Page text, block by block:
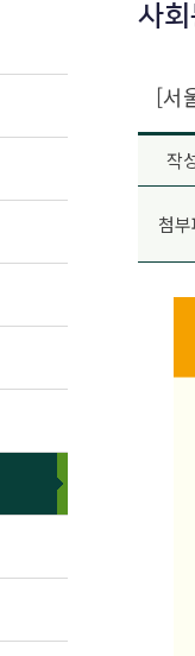
사
[서
작
첨